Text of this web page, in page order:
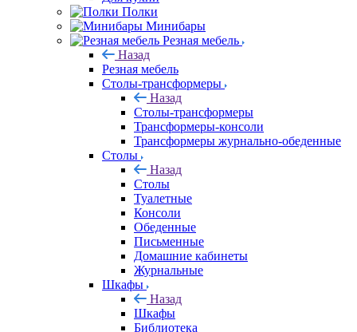
Полки
Минибары
Резная мебель
Назад
Резная мебель
Столы-трансформеры
Назад
Столы-трансформеры
Трансформеры-консоли
Трансформеры журнально-обеденные
Столы
Назад
Столы
Туалетные
Консоли
Обеденные
Письменные
Домашние кабинеты
Журнальные
Шкафы
Назад
Шкафы
Библиотека